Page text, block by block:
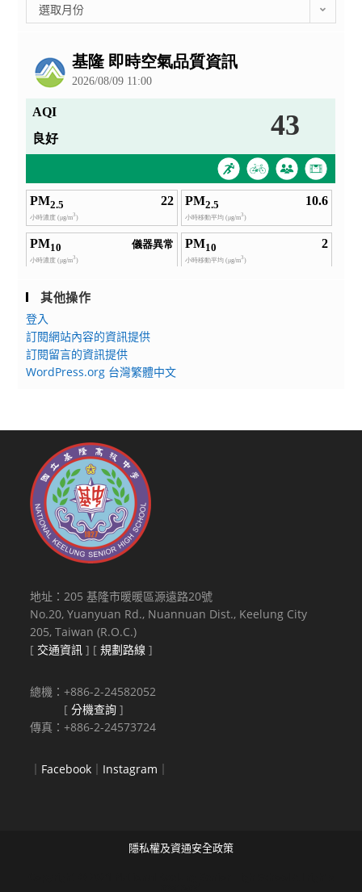
整
選取月份
其他操作
登入
訂閱網站內容的資訊提供
訂閱留言的資訊提供
WordPress.org 台灣繁體中文
地址：205 基隆市暖暖區源遠路20號
No.20, Yuanyuan Rd., Nuannuan Dist., Keelung City
205, Taiwan (R.O.C.)
[ 交通資訊 ] [規劃路線 ]
總機：+886-2-24582052
[分機查詢 ]
傳真：+886-2-24573724
｜ Facebook ｜ Instagram ｜
隱私權及資通安全政策